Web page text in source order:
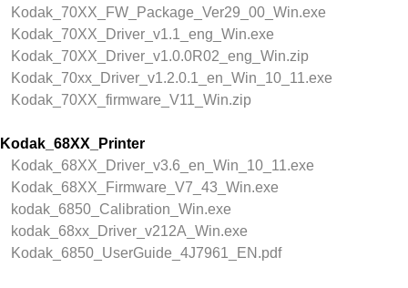
Kodak_70XX_FW_Package_Ver29_00_Win.exe
Kodak_70XX_Driver_v1.1_eng_Win.exe
Kodak_70XX_Driver_v1.0.0R02_eng_Win.zip
Kodak_70xx_Driver_v1.2.0.1_en_Win_10_11.exe
Kodak_70XX_firmware_V11_Win.zip
Kodak_68XX_Printer
Kodak_68XX_Driver_v3.6_en_Win_10_11.exe
Kodak_68XX_Firmware_V7_43_Win.exe
kodak_6850_Calibration_Win.exe
kodak_68xx_Driver_v212A_Win.exe
Kodak_6850_UserGuide_4J7961_EN.pdf